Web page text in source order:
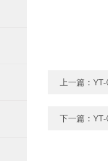
上一篇：
下一篇：